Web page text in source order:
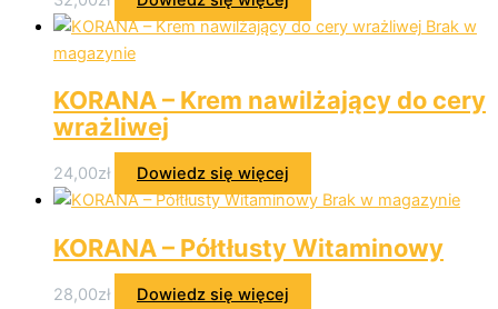
Brak w
magazynie
KORANA – Krem nawilżający do cery
wrażliwej
24,00zł
Dowiedz się więcej
Brak w magazynie
KORANA – Półtłusty Witaminowy
28,00zł Dowiedz się więcej